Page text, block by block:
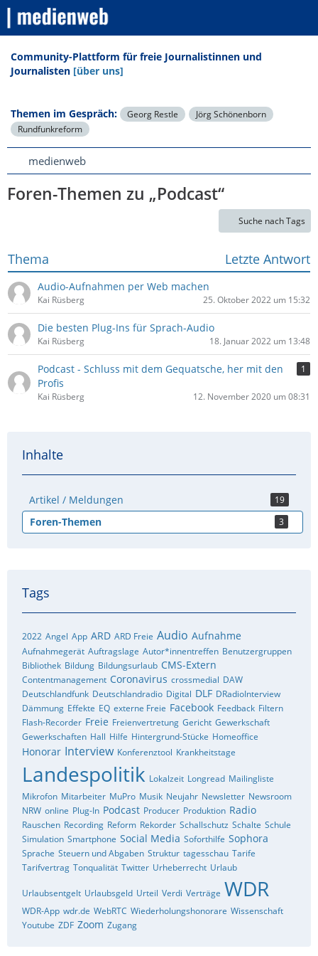
Community-Plattform für freie Journalistinnen und
Journalisten [über uns]
Themen im Gespräch: Georg Restle
Jörg Schönenborn
Rundfunkreform
medienweb
Foren-Themen zu „Podcast“
Suche nach Tags
Thema Letzte Antwort
Audio-Aufnahmen per Web machen
Kai Rüsberg 25. Oktober 2022 um 15:32
Die besten Plug-Ins für Sprach-Audio
Kai Rüsberg 18. Januar 2022 um 13:48
Podcast - Schluss mit dem Gequatsche, her mit den
Profis
1
Kai Rüsberg 12. November 2020 um 08:31
Inhalte
Artikel / Meldungen 19
Foren-Themen 3
Tags
2022 Angel App ARD ARD Freie Audio Aufnahme
Aufnahmegerät Auftragslage Autor*innentreffen Benutzergruppen
Bibliothek Bildung Bildungsurlaub CMS-Extern
Contentmanagement Coronavirus crossmedial DAW
Deutschlandfunk Deutschlandradio Digital DLF DRadioInterview
Dämmung Effekte EQ externe Freie Facebook Feedback Filtern
Flash-Recorder Freie Freienvertretung Gericht Gewerkschaft
Gewerkschaften Hall Hilfe Hintergrund-Stücke Homeoffice
Honorar Interview Konferenztool Krankheitstage
Landespolitik Lokalzeit Longread Mailingliste
Mikrofon Mitarbeiter MuPro Musik Neujahr Newsletter Newsroom
NRW online Plug-In Podcast Producer Produktion Radio
Rauschen Recording Reform Rekorder Schallschutz Schalte Schule
Simulation Smartphone Social Media Soforthilfe Sophora
Sprache Steuern und Abgaben Struktur tagesschau Tarife
Tarifvertrag Tonqualität Twitter Urheberrecht Urlaub
Urlaubsentgelt Urlaubsgeld Urteil Verdi Verträge WDR
WDR-App wdr.de WebRTC Wiederholungshonorare Wissenschaft
Youtube ZDF Zoom Zugang